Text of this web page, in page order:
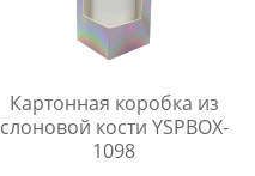
Картонная коробка из
слоновой кости YSPBOX-
1098